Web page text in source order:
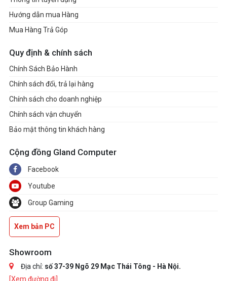
Hướng dẫn mua Hàng
Mua Hàng Trả Góp
Quy định & chính sách
Chính Sách Bảo Hành
Chính sách đổi, trả lại hàng
Chính sách cho doanh nghiệp
Chính sách vận chuyển
Bảo mật thông tin khách hàng
Cộng đồng Gland Computer
Facebook
Youtube
Group Gaming
Xem bản PC
Showroom
Địa chỉ: số 37-39 Ngõ 29 Mạc Thái Tông - Hà Nội.
[Xem đường đi]